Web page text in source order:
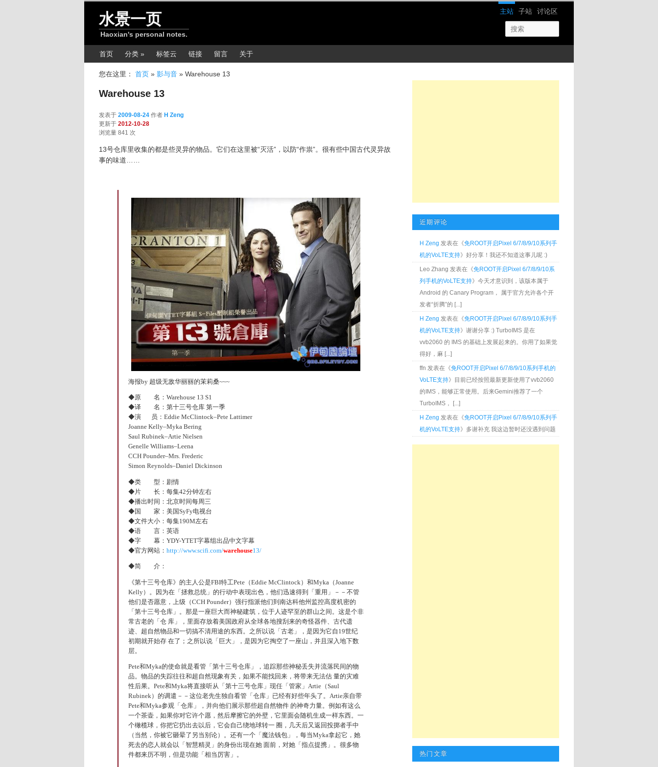
网站导航
主站 子站 讨论区
水景一页
Haoxian's personal notes.
主菜单首页 分类 » 标签云 链接 留言 关于
您在这里： 首页 » 影与音 » Warehouse 13
Warehouse 13
发表于 2009-08-24 作者 H Zeng
更新于 2012-10-28
浏览量 841 次
13号仓库里收集的都是些灵异的物品。它们在这里被“灭活”，以防“作祟”。很有些中国古代灵异故
事的味道……
海报by 超级无敌华丽丽的茉莉桑~~~
◆原 名：Warehouse 13 S1
◆译 名：第十三号仓库 第一季
◆演 员：Eddie McClintock–Pete Lattimer
Joanne Kelly–Myka Bering
Saul Rubinek–Artie Nielsen
Genelle Williams–Leena
CCH Pounder–Mrs. Frederic
Simon Reynolds–Daniel Dickinson
◆类 型：剧情
◆片 长：每集42分钟左右
◆播出时间：北京时间每周三
◆国 家：美国SyFy电视台
◆文件大小：每集190M左右
◆语 言：英语
◆字 幕：YDY-YTET字幕组出品中文字幕
◆官方网站：http://www.scifi.com/warehouse13/
◆简 介：
《第十三号仓库》的主人公是FBI特工Pete（Eddie McClintock）和Myka（Joanne
Kelly）。因为在「拯救总统」的行动中表现出色，他们迅速得到「重用」－－不管
他们是否愿意，上级（CCH Pounder）强行指派他们到南达科他州监控高度机密的
「第十三号仓库」。那是一座巨大而神秘建筑，位于人迹罕至的群山之间。这是个非
常古老的「仓 库」，里面存放着美国政府从全球各地搜刮来的奇怪器件、古代遗
迹、超自然物品和一切搞不清用途的东西。之所以说「古老」，是因为它自19世纪
初期就开始存 在了；之所以说「巨大」，是因为它掏空了一座山，并且深入地下数
层。
Pete和Myka的使命就是看管「第十三号仓库」，追踪那些神秘丢失并流落民间的物
品。物品的失踪往往和超自然现象有关，如果不能找回来，将带来无法估 量的灾难
性后果。Pete和Myka将直接听从「第十三号仓库」现任「管家」Artie（Saul
Rubinek）的调遣－－这位老先生独自看管「仓库」已经有好些年头了。Artie亲自带
Pete和Myka参观「仓库」，并向他们展示那些超自然物件 的神奇力量。例如有这么
一个茶壶，如果你对它许个愿，然后摩擦它的外壁，它里面会随机生成一样东西。一
个橄榄球，你把它扔出去以后，它会自己绕地球转一 圈，几天后又返回投掷者手中
（当然，你被它砸晕了另当别论）。还有一个「魔法钱包」，每当Myka拿起它，她
死去的恋人就会以「智慧精灵」的身份出现在她 面前，对她「指点提携」。很多物
件都来历不明，但是功能「相当厉害」。
近期评论
H Zeng 发表在《免ROOT开启Pixel 6/7/8/9/10系列手
机的VoLTE支持》好分享！我还不知道这事儿呢 :)
Leo Zhang 发表在《免ROOT开启Pixel 6/7/8/9/10系
列手机的VoLTE支持》今天才意识到，该版本属于
Android 的 Canary Program， 属于官方允许各个开
发者“折腾”的 [...]
H Zeng 发表在《免ROOT开启Pixel 6/7/8/9/10系列手
机的VoLTE支持》谢谢分享 :) TurboIMS 是在
vvb2060 的 IMS 的基础上发展起来的。你用了如果觉
得好，麻 [...]
ffn 发表在《免ROOT开启Pixel 6/7/8/9/10系列手机的
VoLTE支持》目前已经按照最新更新使用了vvb2060
的IMS，能够正常使用。后来Gemini推荐了一个
TurboIMS， [...]
H Zeng 发表在《免ROOT开启Pixel 6/7/8/9/10系列手
机的VoLTE支持》多谢补充 我这边暂时还没遇到问题
热门文章